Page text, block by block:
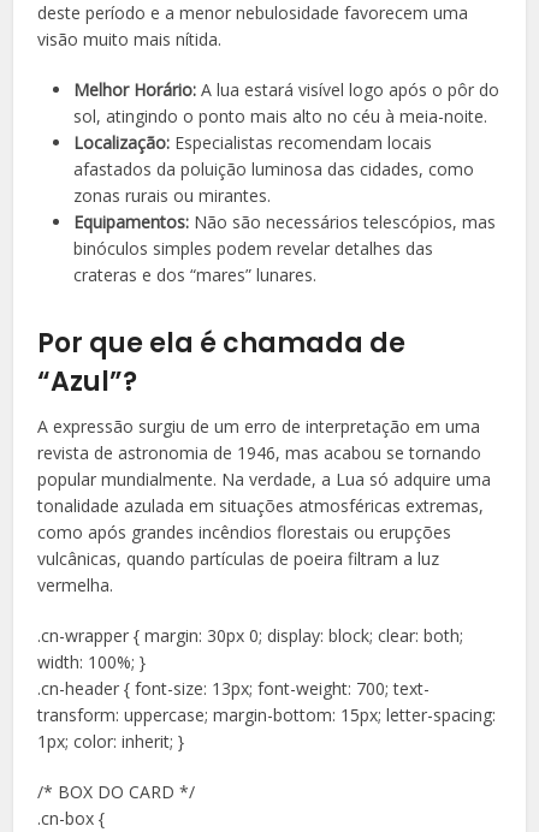
deste período e a menor nebulosidade favorecem uma
visão muito mais nítida.
Melhor Horário: A lua estará visível logo após o pôr do
sol, atingindo o ponto mais alto no céu à meia-noite.
Localização: Especialistas recomendam locais
afastados da poluição luminosa das cidades, como
zonas rurais ou mirantes.
Equipamentos: Não são necessários telescópios, mas
binóculos simples podem revelar detalhes das
crateras e dos “mares” lunares.
Por que ela é chamada de
“Azul”?
A expressão surgiu de um erro de interpretação em uma
revista de astronomia de 1946, mas acabou se tornando
popular mundialmente. Na verdade, a Lua só adquire uma
tonalidade azulada em situações atmosféricas extremas,
como após grandes incêndios florestais ou erupções
vulcânicas, quando partículas de poeira filtram a luz
vermelha.
.cn-wrapper { margin: 30px 0; display: block; clear: both;
width: 100%; }
.cn-header { font-size: 13px; font-weight: 700; text-
transform: uppercase; margin-bottom: 15px; letter-spacing:
1px; color: inherit; }
/* BOX DO CARD */
.cn-box {